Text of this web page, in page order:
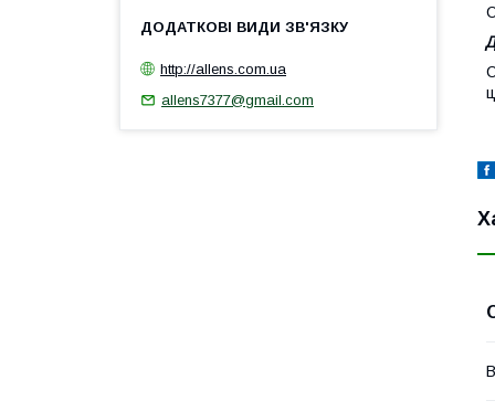
http://allens.com.ua
allens7377@gmail.com